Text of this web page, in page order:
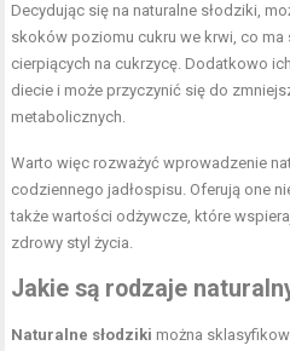
Decydując się na naturalne słodziki,
skoków poziomu cukru we krwi, co
cierpiących na cukrzycę. Dodatkowo
diecie i może przyczynić się do
metabolicznych.
Warto więc rozważyć wprowadzenie
codziennego jadłospisu. Oferują one
także wartości odżywcze, które
zdrowy styl życia.
Jakie są rodzaje
Naturalne słodziki można